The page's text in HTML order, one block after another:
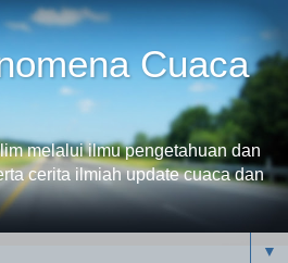
Cuaca
melalui ilmu pengetahuan dan
cerita ilmiah update cuaca dan
▼